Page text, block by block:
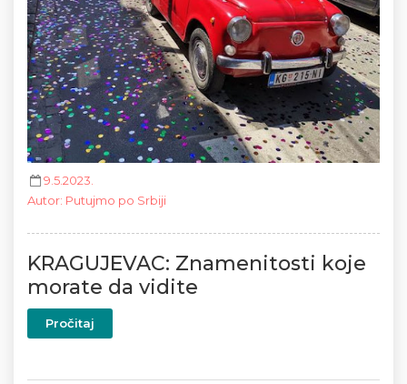
9.5.2023.
Autor: Putujmo po Srbiji
KRAGUJEVAC: Znamenitosti koje
morate da vidite
Pročitaj